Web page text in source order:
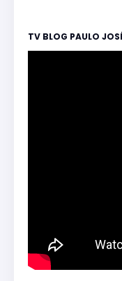
TV BLOG PAULO